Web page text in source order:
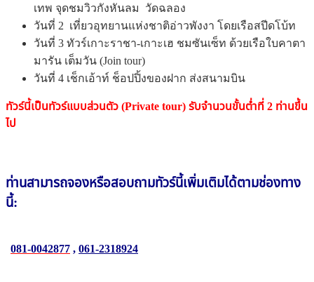
เทพ จุดชมวิวกังหันลม วัดฉลอง
วันที่ 2 เที่ยวอุทยานแห่งชาติอ่าวพังงา โดยเรือสปีดโบ้ท
วันที่ 3 ทัวร์เกาะราชา-เกาะเฮ ชมซันเซ็ท ด้วยเรือใบคาตา
มารัน เต็มวัน (Join tour)
วันที่ 4 เช็กเอ้าท์ ช็อปปิ้งของฝาก ส่งสนามบิน
ทัวร์นี้เป็นทัวร์แบบส่วนตัว (Private tour) รับจำนวนขั้นต่ำที่ 2 ท่านขึ้น
ไป
ท่านสามารถจองหรือสอบถามทัวร์นี้เพิ่มเติมได้ตามช่องทาง
นี้:
081-0042877 , 061-2318924